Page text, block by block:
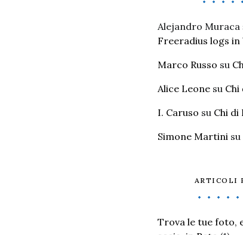
Alejandro Muraca
Freeradius logs in
Marco Russo su
Alice Leone su
I. Caruso su Chi di
Simone Martini su
ARTICOLI
Trova le tue foto,